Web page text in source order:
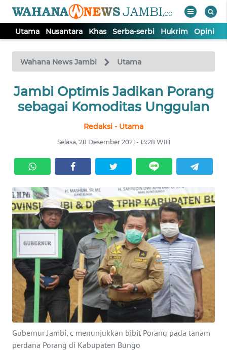
Utama Nusantara Khas Serba-serbi Hukrim Opini
Wahana News Jambi Utama
Jambi Optimis Jadikan Porang
sebagai Komoditas Unggulan
Redaksi - Utama
Selasa, 28 Desember 2021 - 13:28 WIB
Gubernur Jambi, c menunjukkan bibit Porang pada tanam
perdana Porang di Kabupaten Bungo
TV
Tutup
UTAMA
SERBA-
SERBI
HUKRIM
OPINI
PERISTIWA
Informasi
INDEKS
BERITA